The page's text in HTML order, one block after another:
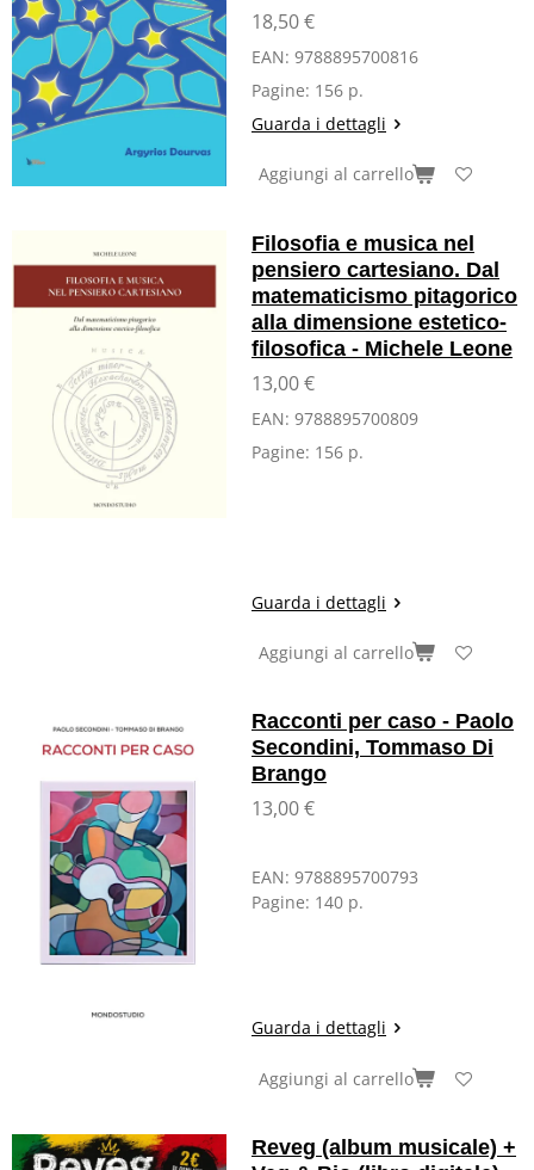
18,50 €
EAN: 9788895700816
Pagine: 156 p.
Guarda i dettagli
Aggiungi al carrello
Filosofia e musica nel
pensiero cartesiano. Dal
matematicismo pitagorico
alla dimensione estetico-
filosofica - Michele Leone
13,00 €
EAN: 9788895700809
Pagine: 156 p.
Guarda i dettagli
Aggiungi al carrello
Racconti per caso - Paolo
Secondini, Tommaso Di
Brango
13,00 €
EAN: 9788895700793
Pagine: 140 p.
Guarda i dettagli
Aggiungi al carrello
Reveg (album musicale) +